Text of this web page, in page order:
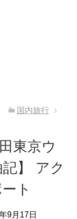
国内旅行
東京ウ
】 アク
ト
9月17日